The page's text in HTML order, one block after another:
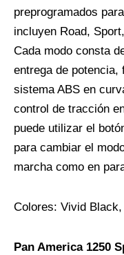
preprogramados
incluyen Road,
Cada modo consta
entrega de potencia,
sistema ABS en
control de tracción
puede utilizar el
para cambiar el
marcha como en
Colores: Vivid
Pan America 1250